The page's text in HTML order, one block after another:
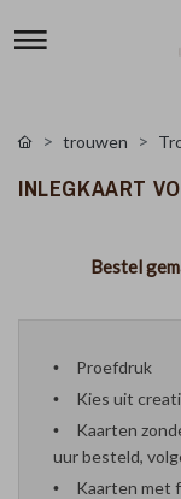
trouwen
INLEGKAART
Bestel
Proefdruk
Kies uit
Kaarten
uur besteld,
Kaarten met